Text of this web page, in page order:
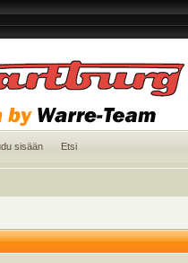
sisään Etsi